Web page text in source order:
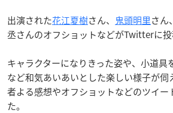
出演された花江夏樹さん、 鬼頭明里さん、
丞さんのオフショットなどがTwitterに投
キャラクターになりきった姿や、小道具
など和気あいあいとした楽しい様子が伺
者よる感想やオフショットなどのツイー
た。